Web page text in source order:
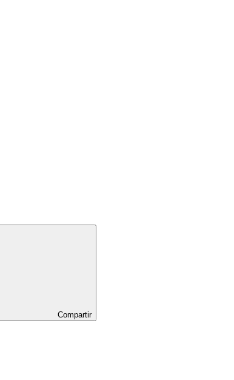
Compartir